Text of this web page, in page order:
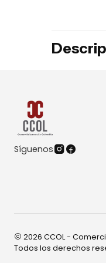
Síguenos
2026 CCOL -
Todos los derechos